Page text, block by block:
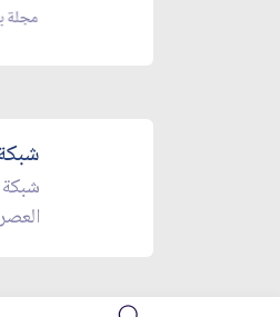
مجلة